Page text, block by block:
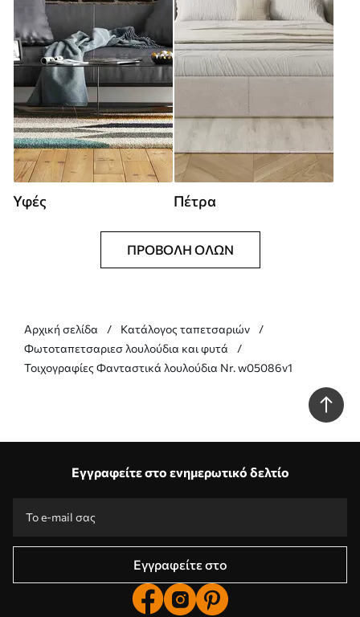
Υφές Πέτρα
ΠΡΟΒΟΛΉ ΌΛΩΝ
Αρχική σελίδα
Κατάλογος ταπετσαριών
Φωτοταπετσαριεσ λουλούδια και φυτά
Τοιχογραφίες Φανταστικά λουλούδια Nr. w05086v1
Εγγραφείτε στο ενημερωτικό δελτίο
Εγγραφείτε στο